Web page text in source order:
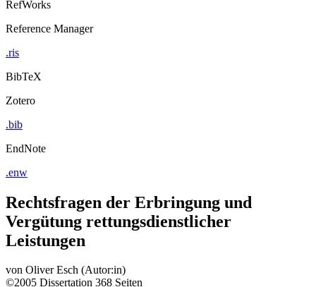
Rechtsfragen der Erbringung und
Vergütung rettungsdienstlicher
Leistungen
vonOliver Esch (Autor:in)